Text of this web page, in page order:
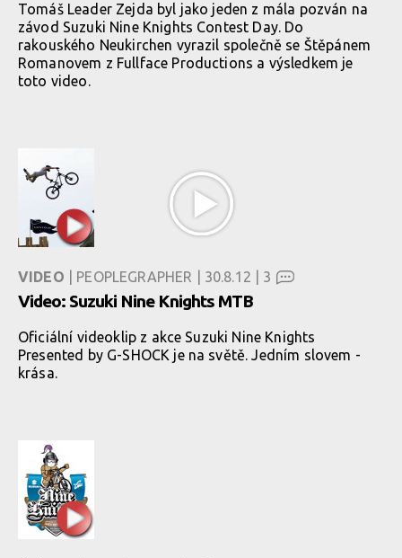
Tomáš Leader Zejda byl jako jeden z mála pozván na
závod Suzuki Nine Knights Contest Day. Do
rakouského Neukirchen vyrazil společně se Štěpánem
Romanovem z Fullface Productions a výsledkem je
toto video.
VIDEO | PEOPLEGRAPHER | 30.8.12 | 3
Video: Suzuki Nine Knights MTB
Oficiální videoklip z akce Suzuki Nine Knights
Presented by G-SHOCK je na světě. Jedním slovem -
krása.